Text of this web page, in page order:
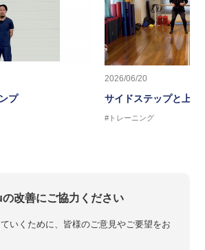
プ
2026/06/20
サイドステップと上半
#トレーニング
改善にご協力ください
いくために、皆様のご意見やご要望をお